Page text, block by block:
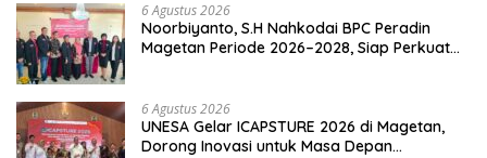
6 Agustus 2026
Noorbiyanto, S.H Nahkodai BPC Peradin
Magetan Periode 2026–2028, Siap Perkuat
6 Agustus 2026
UNESA Gelar ICAPSTURE 2026 di Magetan,
Dorong Inovasi untuk Masa Depan